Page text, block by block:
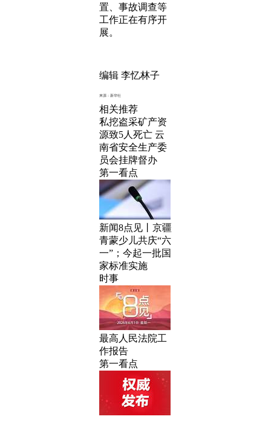
置、事故调查等
工作正在有序开
展。
编辑 李忆林子
来源：新华社
相关推荐
私挖盗采矿产资
源致5人死亡 云
南省安全生产委
员会挂牌督办
第一看点
新闻8点见丨京疆
青蒙少儿共庆“六
一”；今起一批国
家标准实施
时事
最高人民法院工
作报告
第一看点